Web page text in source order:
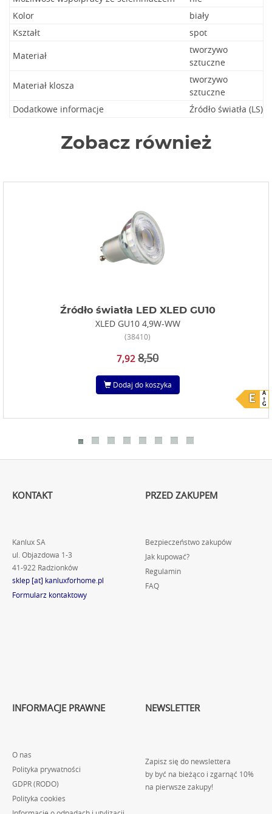
Kolor
biały
Kształt
spot
Materiał
tworzywo
sztuczne
Materiał klosza
tworzywo
sztuczne
Dodatkowe informacje
Źródło światła (LS)
Zobacz również
E
A
G
Źródło światła LED XLED GU10
XLED GU10 4,9W-WW
(38410)
7,92 8,50
Dodaj do koszyka
KONTAKT
Kanlux SA
ul. Objazdowa 1-3
41-922 Radzionków
sklep [at] kanluxforhome.pl
Formularz kontaktowy
PRZED ZAKUPEM
Bezpieczeństwo zakupów
Jak kupować?
Regulamin
FAQ
INFORMACJE PRAWNE
O nas
Polityka prywatności
GDPR (RODO)
Polityka cookies
NEWSLETTER
Zapisz się do newslettera
by być na bieżąco i zgarnąć 10%
na pierwsze zakupy!